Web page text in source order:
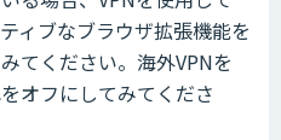
ィブなブラウザ拡張機能を
てください。海外VPNを
オフにしてみてくださ